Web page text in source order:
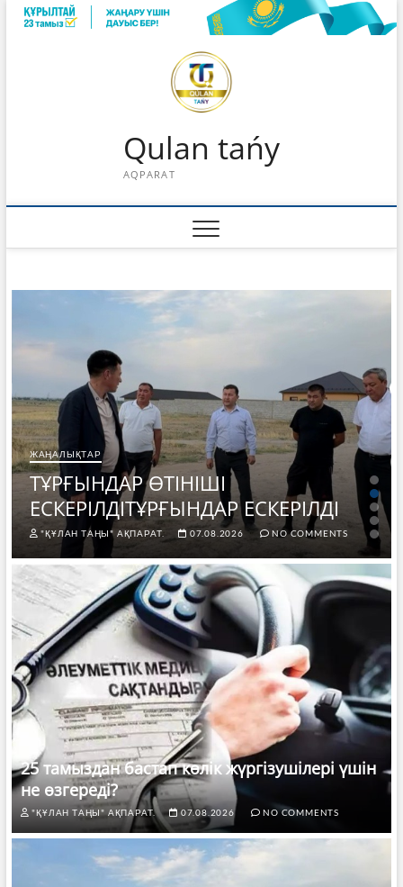
Skip
Qulan tańy
AQPARAT
ЖАҢАЛЫҚТАР
ТҰРҒЫНДАР ӨТІНІШІ
ЕСКЕРІЛДІТҰРҒЫНДАР ЕСКЕРІЛДІ
"ҚҰЛАН ТАҢЫ" АҚПАРАТ. 07.08.2026 NO COMMENTS
25 тамыздан бастап көлік жүргізушілері үшін
не өзгереді?
"ҚҰЛАН ТАҢЫ" АҚПАРАТ. 07.08.2026 NO COMMENTS